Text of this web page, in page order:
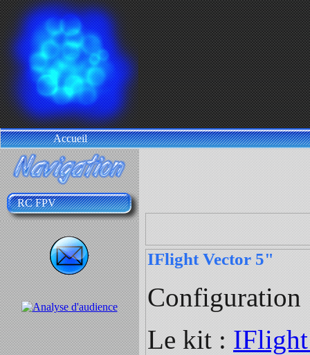
Accueil
RC FPV
IFlight Vector 5"
Configuration
Le kit :